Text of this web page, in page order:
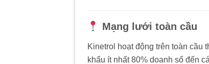
Mạng lưới toàn cầu
Kinetrol hoạt động trên toàn cầu
khẩu ít nhất 80% doanh số đến